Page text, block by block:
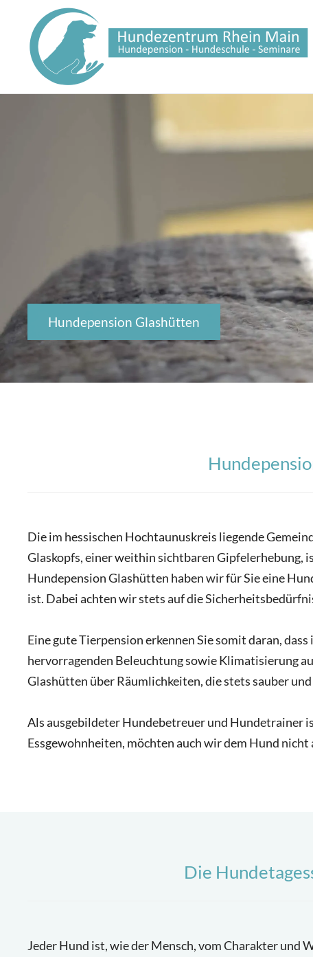
Hundepension Glashütten
Die im hessischen Hochtaunuskreis liegende
Glaskopfs, einer weithin sichtbaren Gipfelerhebung,
Hundepension Glashütten haben wir für Sie eine
ist. Dabei achten wir stets auf die
Eine gute Tierpension erkennen Sie somit daran,
hervorragenden Beleuchtung sowie Klimatisierung
Glashütten über Räumlichkeiten, die stets sauber
Als ausgebildeter Hundebetreuer und Hundetrainer
Essgewohnheiten, möchten auch wir dem Hund
Die
Jeder Hund ist, wie der Mensch, vom Charakter und